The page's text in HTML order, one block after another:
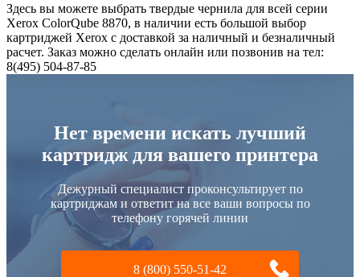
Здесь вы можете выбрать твердые чернила для всей серии
Xerox ColorQube 8870, в наличии есть большой выбор
картриджей Xerox с доставкой за наличный и безналичный
расчет. Заказ можно сделать онлайн или позвонив на тел:
8(495) 504-87-85
Нет времени искать лучший
картридж для вашего принтера
Дежурный специалист проконсультирует по
картриджам и ответит на все ваши вопросы по
телефону горячей линии
8 (800) 550-51-42